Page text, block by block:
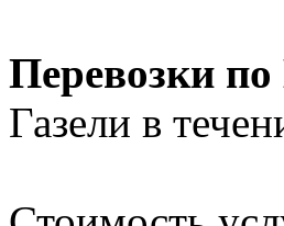
Перевозки
Газели в